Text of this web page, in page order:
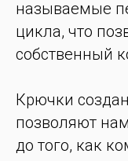
называемые
цикла, что
собственный
Крючки
позволяют
до того, как